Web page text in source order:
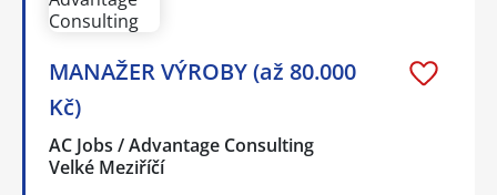
MANAŽER VÝROBY (až 80.000
Kč)
AC Jobs / Advantage Consulting
Velké Meziříčí